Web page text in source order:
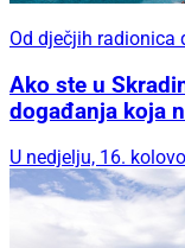
Od dječjih radionica
Ako ste u
događanja koja
U nedjelju, 16.